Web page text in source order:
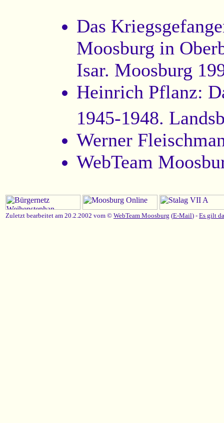
Das
Moosburg in
Isar. Moosburg
Heinrich Pflanz:
1945-1948.
Werner
WebTeam
Zuletzt bearbeitet am 20.2.2002 vom © WebTeam Moosburg (E-Mail) - Es gilt